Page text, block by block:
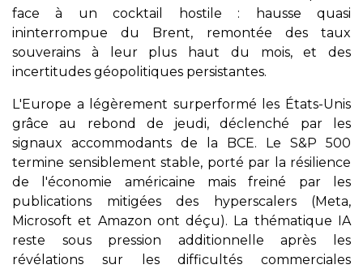
face à un cocktail hostile : hausse quasi
ininterrompue du Brent, remontée des taux
souverains à leur plus haut du mois, et des
incertitudes géopolitiques persistantes.
L'Europe a légèrement surperformé les États-Unis
grâce au rebond de jeudi, déclenché par les
signaux accommodants de la BCE. Le S&P 500
termine sensiblement stable, porté par la résilience
de l'économie américaine mais freiné par les
publications mitigées des hyperscalers (Meta,
Microsoft et Amazon ont déçu). La thématique IA
reste sous pression additionnelle après les
révélations sur les difficultés commerciales